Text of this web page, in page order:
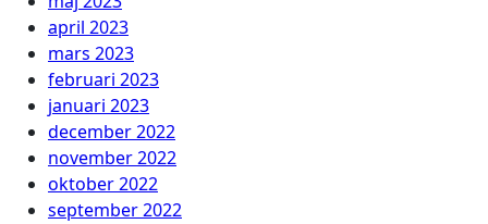
april 2023
mars 2023
februari 2023
januari 2023
december 2022
november 2022
oktober 2022
september 2022